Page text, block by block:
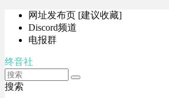
网址发布页 [建议收藏]
Discord频道
电报群
终音社
搜索